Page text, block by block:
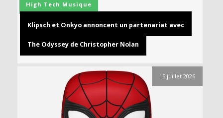
High Tech Musique
Klipsch et Onkyo annoncent un partenariat avec
The Odyssey de Christopher Nolan
15 juillet 2026